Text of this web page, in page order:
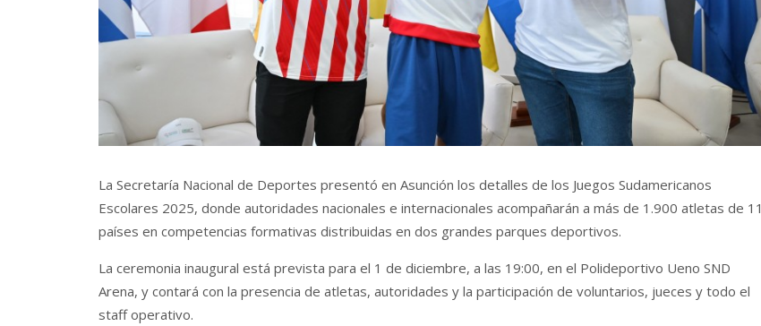
La Secretaría Nacional de Deportes presentó en Asunción los detalles de los Juegos Sudamericanos
Escolares 2025, donde autoridades nacionales e internacionales acompañarán a más de 1.900 atletas de 11
países en competencias formativas distribuidas en dos grandes parques deportivos.
La ceremonia inaugural está prevista para el 1 de diciembre, a las 19:00, en el Polideportivo Ueno SND
Arena, y contará con la presencia de atletas, autoridades y la participación de voluntarios, jueces y todo el
staff operativo.